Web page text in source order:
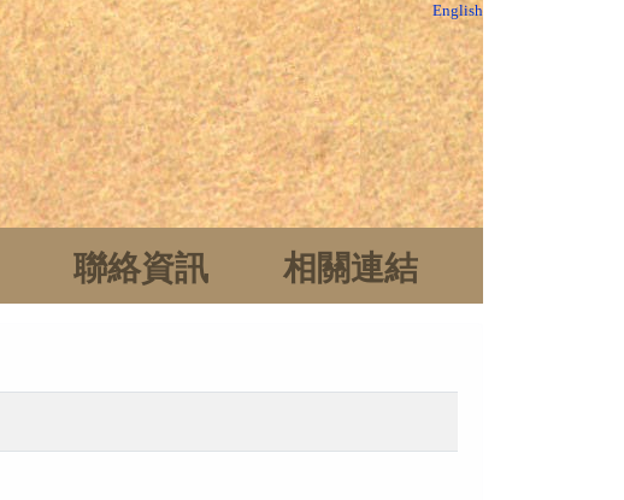
English
聯絡資訊 相關連結